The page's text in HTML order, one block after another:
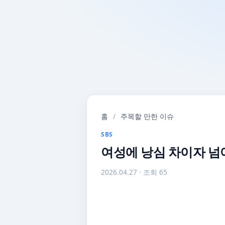
홈 / 주목할 만한 이슈
SBS
여성에 낭심 차이자
2026.04.27 · 조회 65